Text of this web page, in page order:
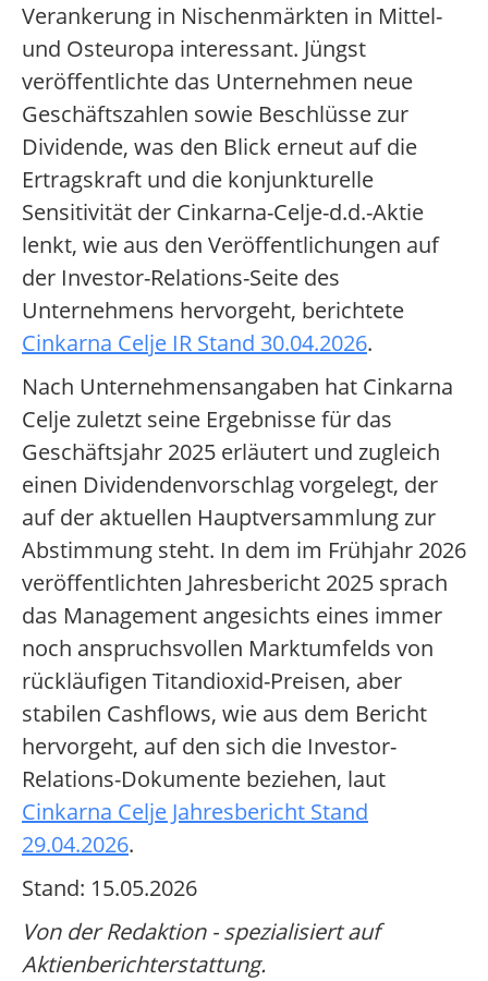
Verankerung in Nischenmärkten in Mittel-
und Osteuropa interessant. Jüngst
veröffentlichte das Unternehmen neue
Geschäftszahlen sowie Beschlüsse zur
Dividende, was den Blick erneut auf die
Ertragskraft und die konjunkturelle
Sensitivität der Cinkarna-Celje-d.d.-Aktie
lenkt, wie aus den Veröffentlichungen auf
der Investor-Relations-Seite des
Unternehmens hervorgeht, berichtete
Cinkarna Celje IR Stand 30.04.2026.
Nach Unternehmensangaben hat Cinkarna
Celje zuletzt seine Ergebnisse für das
Geschäftsjahr 2025 erläutert und zugleich
einen Dividendenvorschlag vorgelegt, der
auf der aktuellen Hauptversammlung zur
Abstimmung steht. In dem im Frühjahr 2026
veröffentlichten Jahresbericht 2025 sprach
das Management angesichts eines immer
noch anspruchsvollen Marktumfelds von
rückläufigen Titandioxid-Preisen, aber
stabilen Cashflows, wie aus dem Bericht
hervorgeht, auf den sich die Investor-
Relations-Dokumente beziehen, laut
Cinkarna Celje Jahresbericht Stand
29.04.2026.
Stand: 15.05.2026
Von der Redaktion - spezialisiert auf
Aktienberichterstattung.